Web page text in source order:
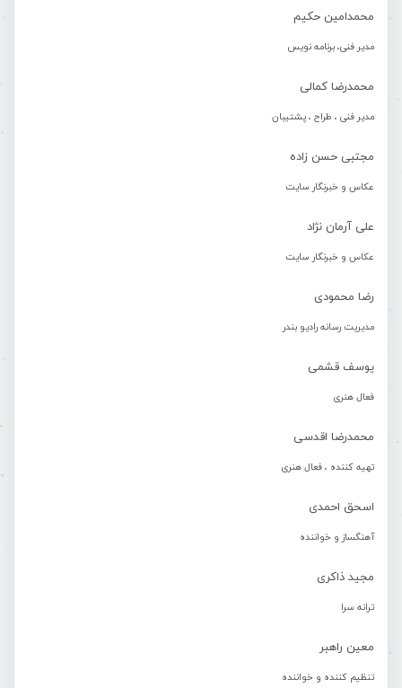
محمدامین حکیم
مدیر فنی، برنامه نویس
محمدرضا کمالی
مدیر فنی ، طراح ، پشتیبان
مجتبی حسن زاده
عکاس و خبرنگار سایت
علی آرمان نژاد
عکاس و خبرنگار سایت
رضا محمودی
مدیریت رسانه رادیو بندر
یوسف قشمی
فعال هنری
محمدرضا اقدسی
تهیه کننده ، فعال هنری
اسحق احمدی
آهنگساز و خواننده
مجید ذاکری
ترانه سرا
معین راهبر
تنظیم کننده و خواننده